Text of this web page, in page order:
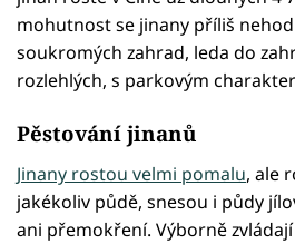
mohutnost se jinany příliš
soukromých zahrad, leda do
rozlehlých, s parkovým
Pěstování jinanů
Jinany rostou velmi pomalu, ale
jakékoliv půdě, snesou i půdy
ani přemokření. Výborně